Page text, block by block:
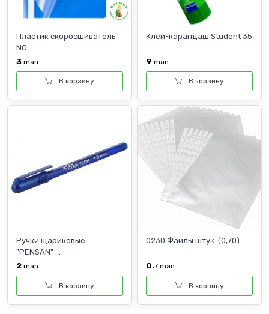
Пластик скоросшиватель
NO...
3 man
В корзину
Клей-карандаш Student 35
9 man
В корзину
Ручки щариковые
"PENSAN" ...
2 man
В корзину
0230 Файлы штук. (0,70)
0.7 man
В корзину